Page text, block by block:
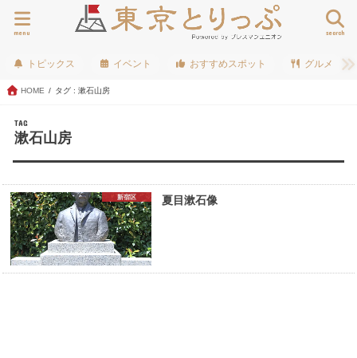
search
menu
トピックス イベント おすすめスポット グルメ
HOME タグ : 漱石山房
TAG
漱石山房
新宿区 夏目漱石像